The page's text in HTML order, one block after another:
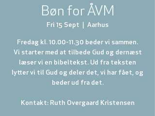
Bøn for ÅVM
Fri 15 Sept Aarhus
Fredag kl. 10.00-11.30 beder vi sammen.
Vi starter med at tilbede Gud og dernæst
læser vi en bibeltekst. Ud fra teksten
lytter vi til Gud og deler det, vi har fået, og
beder ud fra det.
Kontakt: Ruth Overgaard Kristensen